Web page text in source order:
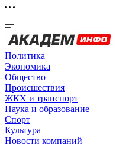
Политика
Экономика
Общество
Происшествия
ЖКХ и транспорт
Наука и образование
Спорт
Культура
Новости компаний